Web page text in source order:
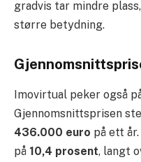
gradvis tar mindre
større betydning.
Imovirtual peker også
Gjennomsnittsprisen
436.000 euro på ett
på 10,4 prosent, langt